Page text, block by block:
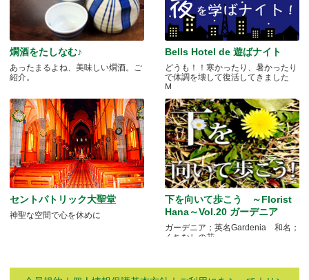
燗酒をたしなむ♪
あったまるよね、美味しい燗酒。ご
紹介。
Bells Hotel de 遊ばナイト
どうも！！寒かったり、暑かったり
で体調を壊して復活してきました
M.....
セントパトリック大聖堂
神聖な空間で心を休めに
下を向いて歩こう ～Florist
Hana～Vol.20 ガーデニア
ガーデニア；英名Gardenia 和名；
くちなしの花 .....